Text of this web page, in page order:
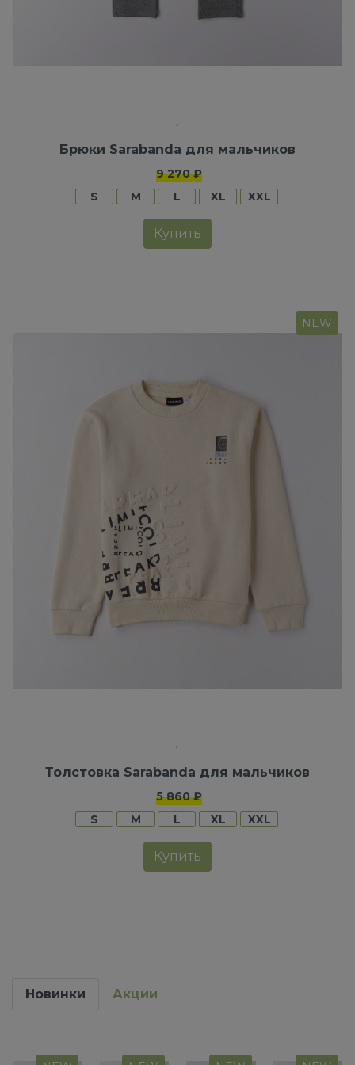
Брюки Sarabanda для мальчиков
9 270 ₽
S
M L XL XXL
Купить
NEW
Толстовка Sarabanda для мальчиков
5 860 ₽
S
M L XL XXL
Купить
Новинки Акции